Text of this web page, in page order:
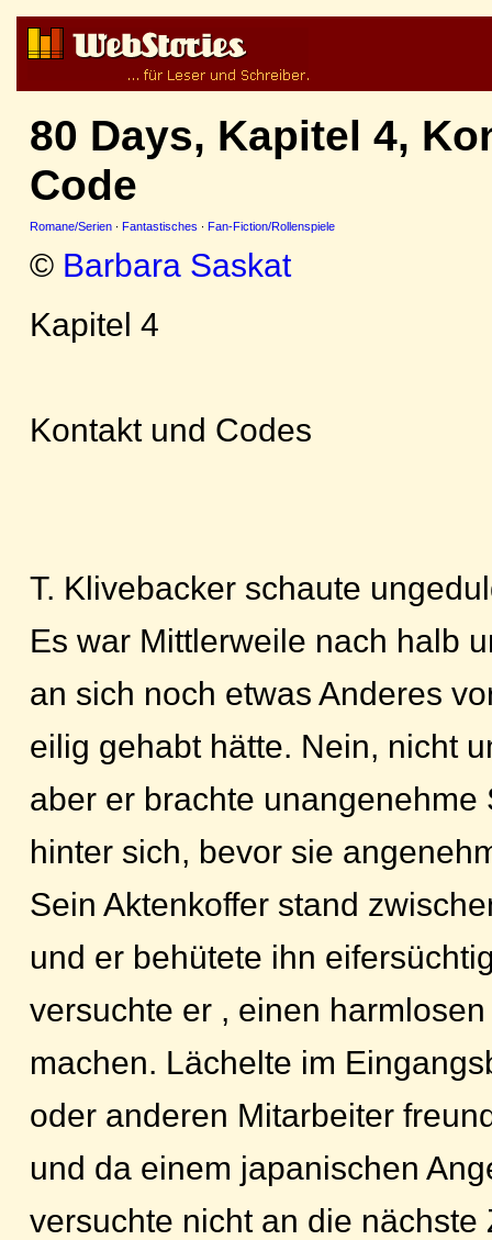
80 Days, Kapitel 4,
Code
Romane/Serien · Fantastisches · Fan-Fiction/Rollenspiele
© Barbara Saskat
Kapitel 4
Kontakt und Codes
T. Klivebacker schaute
Es war Mittlerweile nach halb
an sich noch etwas Anderes
eilig gehabt hätte. Nein, nicht
aber er brachte unangenehme
hinter sich, bevor sie
Sein Aktenkoffer stand
und er behütete ihn
versuchte er , einen
machen. Lächelte im
oder anderen Mitarbeiter
und da einem japanischen
versuchte nicht an die nächste